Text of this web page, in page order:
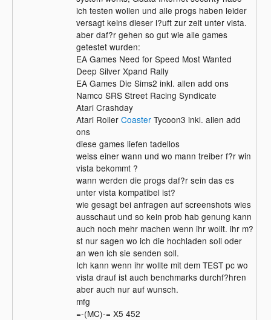
ich testen wollen und alle progs haben leider
versagt keins dieser l?uft zur zeit unter vista.
aber daf?r gehen so gut wie alle games
getestet wurden:
EA Games Need for Speed Most Wanted
Deep Silver Xpand Rally
EA Games Die Sims2 inkl. allen add ons
Namco SRS Street Racing Syndicate
Atari Crashday
Atari Roller CoasterTycoon3 inkl. allen add
ons
diese games liefen tadellos
weiss einer wann und wo mann treiber f?r win
vista bekommt ?
wann werden die progs daf?r sein das es
unter vista kompatibel ist?
wie gesagt bei anfragen auf screenshots wies
ausschaut und so kein prob hab genung kann
auch noch mehr machen wenn ihr wollt. ihr m?
st nur sagen wo ich die hochladen soll oder
an wen ich sie senden soll.
Ich kann wenn ihr wollte mit dem TEST pc wo
vista drauf ist auch benchmarks durchf?hren
aber auch nur auf wunsch.
mfg
=-(MC)-= X5 452